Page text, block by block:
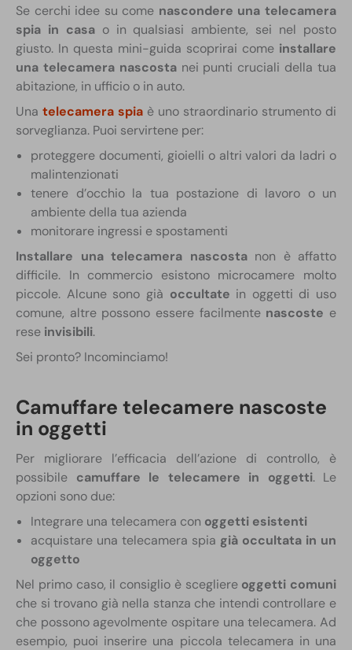
Se cerchi idee su come nascondere una telecamera
spia in casao in qualsiasi ambiente, sei nel posto
giusto. In questa mini-guida scoprirai come installare
una telecamera nascostanei punti cruciali della tua
abitazione, in ufficio o in auto.
Una telecamera spia è uno straordinario strumento di
sorveglianza. Puoi servirtene per:
proteggere documenti, gioielli o altri valori da ladri o
malintenzionati
tenere d’occhio la tua postazione di lavoro o un
ambiente della tua azienda
monitorare ingressi e spostamenti
Installare una telecamera nascostanon è affatto
difficile. In commercio esistono microcamere molto
piccole. Alcune sono già occultate in oggetti di uso
comune, altre possono essere facilmente nascoste e
rese invisibili.
Sei pronto? Incominciamo!
Camuffare telecamere nascoste
in oggetti
Per migliorare l’efficacia dell’azione di controllo, è
possibile camuffare le telecamere in oggetti. Le
opzioni sono due:
Integrare una telecamera con oggetti esistenti
acquistare una telecamera spia già occultata in un
oggetto
Nel primo caso, il consiglio è scegliere oggetti comuni
che si trovano già nella stanza che intendi controllare e
che possono agevolmente ospitare una telecamera. Ad
esempio, puoi inserire una piccola telecamera in una